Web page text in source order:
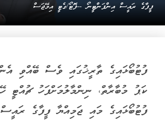
ފީފާގެ ރައީސް އިންފަންޓީނޯ --ފޮޓޯ/ގެޓީ އިމޭޖަސް
ފުޓުބޯޅައިގެ ތާރީޚުގައި ވެސް ބޭއްވި
ކަޕު މުބާރާތް، ނިންމާލުމަށްފަހު ޗުއްޓީ
ފުޓުބޯޅައިގެ މައި ޖަމިއްޔާ ފީފާގެ